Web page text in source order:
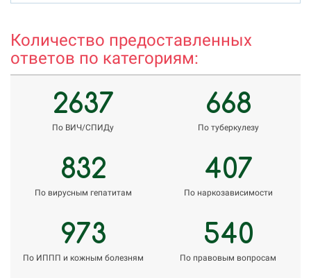
Количество предоставленных
ответов по категориям:
2637
По ВИЧ/СПИДу
668
По туберкулезу
832
По вирусным гепатитам
407
По наркозависимости
973
По ИППП и кожным болезням
540
По правовым вопросам